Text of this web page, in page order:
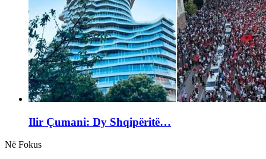
Ilir Çumani: Dy Shqipëritë…
Në Fokus